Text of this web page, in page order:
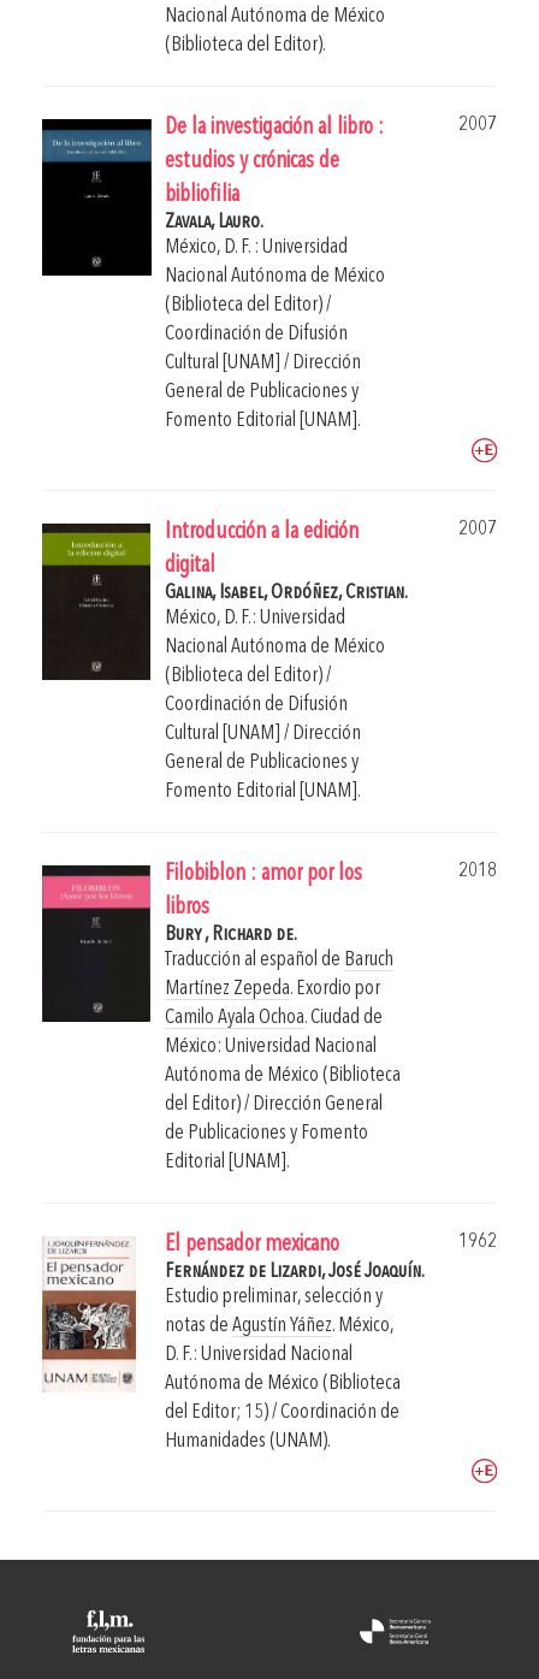
Nacional Autónoma de México
(Biblioteca del Editor).
De la investigación al libro :
estudios y crónicas de
bibliofilia
2007
Zavala, Lauro.
México, D. F. : Universidad
Nacional Autónoma de México
(Biblioteca del Editor) /
Coordinación de Difusión
Cultural [UNAM] / Dirección
General de Publicaciones y
Fomento Editorial [UNAM].
Introducción a la edición
digital
2007
Galina, Isabel,Ordóñez, Cristian.
México, D. F.: Universidad
Nacional Autónoma de México
(Biblioteca del Editor) /
Coordinación de Difusión
Cultural [UNAM] / Dirección
General de Publicaciones y
Fomento Editorial [UNAM].
Filobiblon : amor por los
libros
2018
Bury , Richard de.
Traducción al español de Baruch
Martínez Zepeda. Exordio por
Camilo Ayala Ochoa.Ciudad de
México: Universidad Nacional
Autónoma de México (Biblioteca
del Editor) / Dirección General
de Publicaciones y Fomento
Editorial [UNAM].
El pensador mexicano
1962
Fernández de Lizardi, José Joaquín.
Estudio preliminar, selección y
notas de Agustín Yáñez. México,
D. F.: Universidad Nacional
Autónoma de México (Biblioteca
del Editor; 15) / Coordinación de
Humanidades (UNAM).